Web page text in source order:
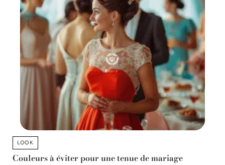
LOOK
Couleurs à éviter pour une tenue de mariage